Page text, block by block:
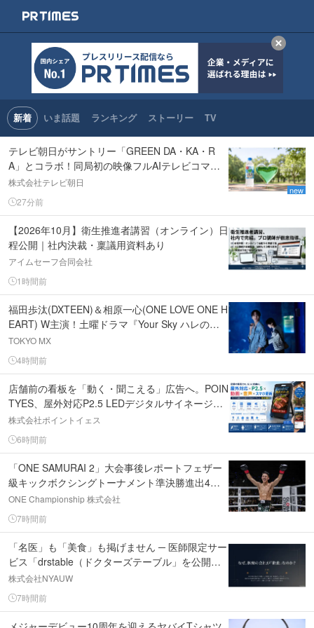
新着 いま話題 ランキング ストーリー TV
テレビ朝日がサントリー「GREEN DA・KA・R
A」とコラボ！同局初の映像フルAIテレビコマー
シャルを制作！8/9(日)「バスケットボール男子日
本代表国際試合 日本×モンゴル」中継内で全国放
送決定！
株式会社テレビ朝日
27分前
new
【2026年10月】衛生推進者講習（オンライン）日
程公開｜社内決裁・稟議用資料あり
アイムセーフ合同会社
1時間前
福田歩汰(DXTEEN)＆相原一心(ONE LOVE ONE H
EART) W主演！土曜ドラマ『Your Sky ハレのち
恋』第3話場面写真・あらすじ・PR動画解禁/8月1
5日(土)深夜25時30分～
TOKYO MX
4時間前
店舗前の看板を「動く・聞こえる」広告へ。POIN
TYES、屋外対応P2.5 LEDデジタルサイネージの
販売を開始
株式会社ポイントイェス
6時間前
「ONE SAMURAI 2」大会事後レポートフェザー
級キックボクシングトーナメント準決勝進出4選
手が決定！野杁正明が因縁の再戦をKOで制し、準
決勝進出！
ONE Championship 株式会社
7時間前
「名医」も「美食」も掲げません ─ 医師限定サー
ビス「drstable（ドクターズテーブル」を公開｜
評価される側だからこそ、評価しない仕組みを作
りました
株式会社NYAUW
7時間前